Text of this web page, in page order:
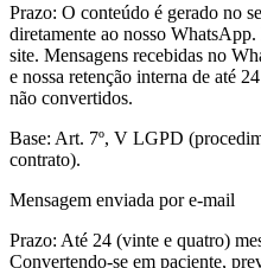
Prazo: O conteúdo é gerado no
diretamente ao nosso
site. Mensagens recebidas no
e nossa retenção interna de até
não convertidos.
Base: Art. 7º, V LGPD
contrato).
Mensagem enviada por e-mail
Prazo: Até 24 (vinte e quatro)
Convertendo-se em paciente,